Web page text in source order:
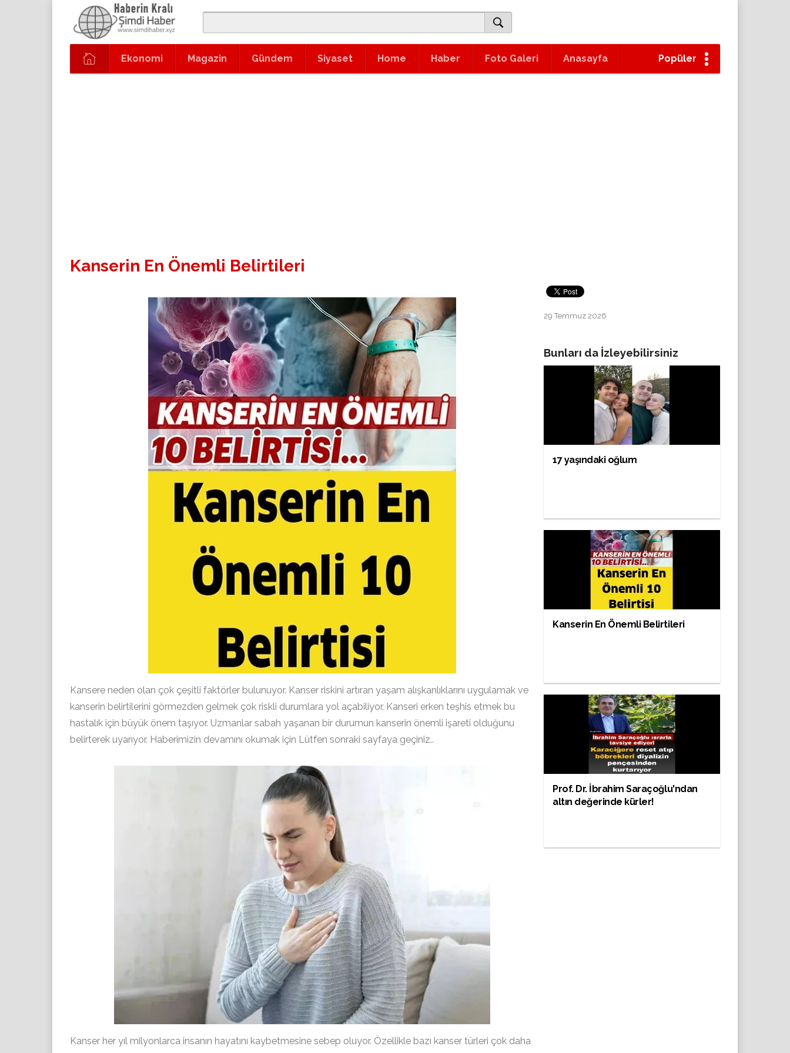
Ekonomi Magazin Gündem Siyaset Home Haber Foto Galeri Anasayfa Popüler
Kanserin En Önemli Belirtileri
Kansere neden olan çok çeşitli faktörler bulunuyor. Kanser riskini artıran yaşam alışkanlıklarını uygulamak ve
kanserin belirtilerini görmezden gelmek çok riskli durumlara yol açabiliyor. Kanseri erken teşhis etmek bu
hastalık için büyük önem taşıyor. Uzmanlar sabah yaşanan bir durumun kanserin önemli işareti olduğunu
belirterek uyarıyor. Haberimizin devamını okumak için Lütfen sonraki sayfaya geçiniz..
Kanser her yıl milyonlarca insanın hayatını kaybetmesine sebep oluyor. Özellikle bazı kanser türleri çok daha
29 Temmuz 2026
Bunları da İzleyebilirsiniz
17 yaşındaki oğlum
Kanserin En Önemli Belirtileri
Prof. Dr. İbrahim Saraçoğlu'ndan
altın değerinde kürler!